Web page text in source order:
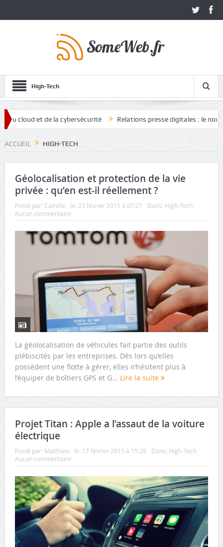
High-Tech
et de la cybersécurité Relations presse digitales : le nouvel
ACCUEIL HIGH-TECH
Géolocalisation et protection de la vie
privée : qu’en est-il réellement ?
Posté par: Camille le: 23 février 2015 à 07:27 Dans: High-Tech
Aucun commentaire
La géolocalisation de véhicules fait partie des outils
plébiscités par les entreprises. Dès lors qu’elles
possèdent une flotte à gérer, elles n’hésitent plus à
l’équiper de boîtiers GPS et G... Lire la suite
Projet Titan : Apple a l’assaut de la voiture
électrique
Posté par: Matthieu le: 17 février 2015 à 15:28 Dans: High-Tech
Aucun commentaire